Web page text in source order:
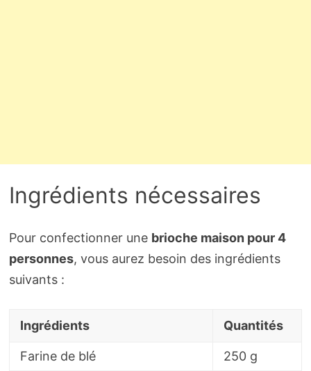
Ingrédients nécessaires
Pour confectionner une brioche maison pour 4
personnes, vous aurez besoin des ingrédients
suivants :
Ingrédients Quantités
Farine de blé
250 g